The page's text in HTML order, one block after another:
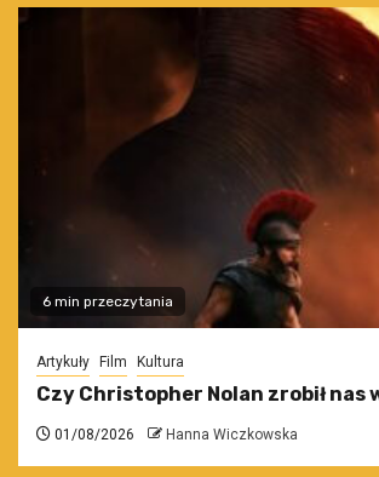
6 min przeczytania
Artykuły Film Kultura
Czy Christopher Nolan zrobił nas
01/08/2026 Hanna Wiczkowska